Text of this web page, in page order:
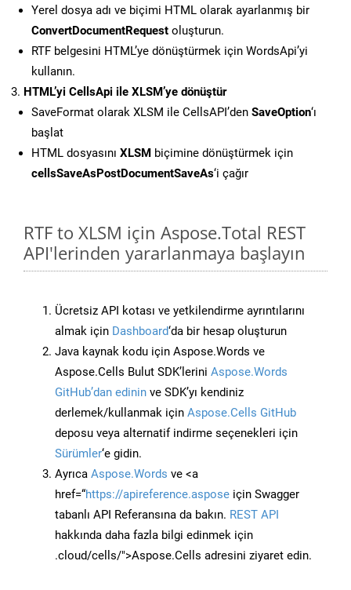
Yerel dosya adı ve biçimi HTML olarak ayarlanmış bir
ConvertDocumentRequest oluşturun.
RTF belgesini HTML’ye dönüştürmek için WordsApi’yi
kullanın.
HTML’yi CellsApi ile XLSM’ye dönüştür
SaveFormat olarak XLSM ile CellsAPI’den SaveOption‘ı
başlat
HTML dosyasını XLSM biçimine dönüştürmek için
cellsSaveAsPostDocumentSaveAs‘i çağır
RTF to XLSM için Aspose.Total REST
API'lerinden yararlanmaya başlayın
Ücretsiz API kotası ve yetkilendirme ayrıntılarını
almak için Dashboard‘da bir hesap oluşturun
Java kaynak kodu için Aspose.Words ve
Aspose.Cells Bulut SDK’lerini Aspose.Words
GitHub’dan edinin ve SDK’yı kendiniz
derlemek/kullanmak için Aspose.Cells GitHub
deposu veya alternatif indirme seçenekleri için
Sürümler‘e gidin.
Ayrıca Aspose.Words ve <a
href=“https://apireference.aspose için Swagger
tabanlı API Referansına da bakın. REST API
hakkında daha fazla bilgi edinmek için
.cloud/cells/">Aspose.Cells adresini ziyaret edin.